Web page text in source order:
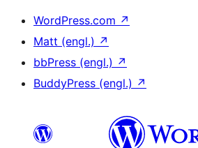
WordPress.com ↗
Matt (engl.) ↗
bbPress (engl.) ↗
BuddyPress (engl.) ↗